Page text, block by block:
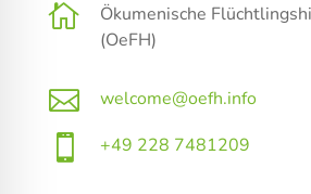

Ökumenische
(OeFH)
 welcome@oefh.info
 +49 228 7481209